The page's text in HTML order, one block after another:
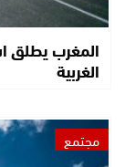
المغرب يطلق
الغربية
مجتمع